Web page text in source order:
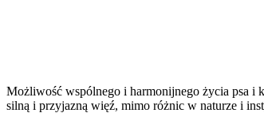
Możliwość wspólnego i harmonijnego życia psa i
silną i przyjazną więź, mimo różnic w naturze i